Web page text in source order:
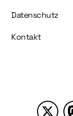
Datenschutz
Kontakt